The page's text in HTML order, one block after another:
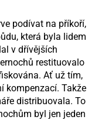
podívat na příkoří,
která byla lidem
v dřívějších
restituovalo
Ať už tím,
kompenzací. Takže
distribuovala. To
byl jen jeden